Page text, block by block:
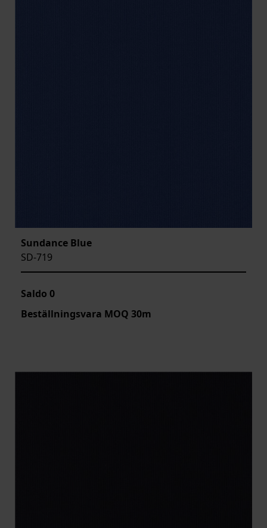
Sundance Blue
SD-719
Saldo 0
Beställningsvara MOQ 30m